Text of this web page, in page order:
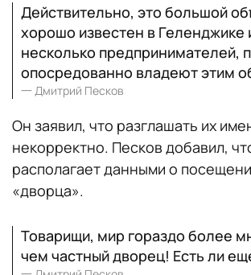
Действительно, это большой
хорошо известен в Геленджике
несколько предпринимателей,
опосредованно владеют этим
一 Дмитрий Песков
Он заявил, что разглашать их
некорректно. Песков добавил,
располагает данными о
«дворца».
Товарищи, мир гораздо более
чем частный дворец! Есть ли